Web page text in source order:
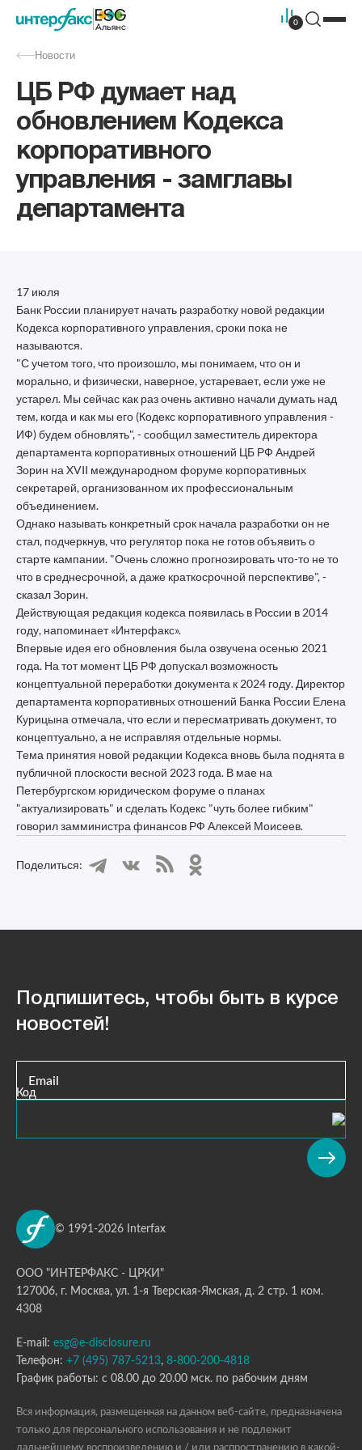
0
Новости
ЦБ РФ думает над
обновлением Кодекса
корпоративного
управления - замглавы
департамента
17 июля
Банк России планирует начать разработку новой редакции
Кодекса корпоративного управления, сроки пока не
называются.
"С учетом того, что произошло, мы понимаем, что он и
морально, и физически, наверное, устаревает, если уже не
устарел. Мы сейчас как раз очень активно начали думать над
тем, когда и как мы его (Кодекс корпоративного управления -
ИФ) будем обновлять", - сообщил заместитель директора
департамента корпоративных отношений ЦБ РФ Андрей
Зорин на XVII международном форуме корпоративных
секретарей, организованном их профессиональным
объединением.
Однако называть конкретный срок начала разработки он не
стал, подчеркнув, что регулятор пока не готов объявить о
старте кампании. "Очень сложно прогнозировать что-то не то
что в среднесрочной, а даже краткосрочной перспективе", -
сказал Зорин.
Действующая редакция кодекса появилась в России в 2014
году, напоминает «Интерфакс».
Впервые идея его обновления была озвучена осенью 2021
года. На тот момент ЦБ РФ допускал возможность
концептуальной переработки документа к 2024 году. Директор
департамента корпоративных отношений Банка России Елена
Курицына отмечала, что если и пересматривать документ, то
концептуально, а не исправляя отдельные нормы.
Тема принятия новой редакции Кодекса вновь была поднята в
публичной плоскости весной 2023 года. В мае на
Петербургском юридическом форуме о планах
"актуализировать" и сделать Кодекс "чуть более гибким"
говорил замминистра финансов РФ Алексей Моисеев.
Поделиться:
Подпишитесь, чтобы быть в курсе
новостей!
Email
Код
© 1991-2026 Interfax
ООО "ИНТЕРФАКС - ЦРКИ"
127006, г. Москва, ул. 1-я Тверская-Ямская, д. 2 стр. 1 ком.
4308
E-mail: esg@e-disclosure.ru
Телефон: +7 (495) 787-5213, 8-800-200-4818
График работы: с 08.00 до 20.00 мск. по рабочим дням
Вся информация, размещенная на данном веб-сайте, предназначена
только для персонального использования и не подлежит